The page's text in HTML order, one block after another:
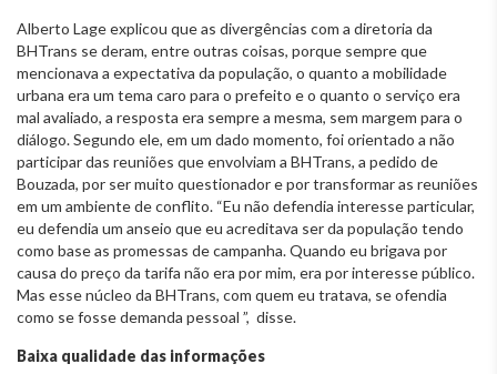
Alberto Lage explicou que as divergências com a diretoria da
BHTrans se deram, entre outras coisas, porque sempre que
mencionava a expectativa da população, o quanto a mobilidade
urbana era um tema caro para o prefeito e o quanto o serviço era
mal avaliado, a resposta era sempre a mesma, sem margem para o
diálogo. Segundo ele, em um dado momento, foi orientado a não
participar das reuniões que envolviam a BHTrans, a pedido de
Bouzada, por ser muito questionador e por transformar as reuniões
em um ambiente de conflito. “Eu não defendia interesse particular,
eu defendia um anseio que eu acreditava ser da população tendo
como base as promessas de campanha. Quando eu brigava por
causa do preço da tarifa não era por mim, era por interesse público.
Mas esse núcleo da BHTrans, com quem eu tratava, se ofendia
como se fosse demanda pessoal ”, disse.
Baixa qualidade das informações